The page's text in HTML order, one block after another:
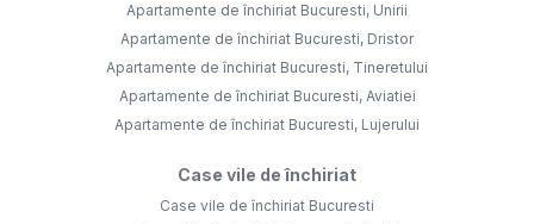
Apartamente de închiriat Bucuresti, Unirii
Apartamente de închiriat Bucuresti, Dristor
Apartamente de închiriat Bucuresti, Tineretului
Apartamente de închiriat Bucuresti, Aviatiei
Apartamente de închiriat Bucuresti, Lujerului
Case vile de închiriat
Case vile de închiriat Bucuresti